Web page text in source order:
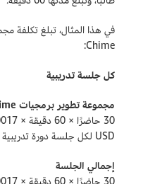
Chime:
كل جلسة تدريبية
مجموعة تطوير برمجيات Amazon Chime
USD لكل جلسة دورة تدريبية
إجمالي الجلسة